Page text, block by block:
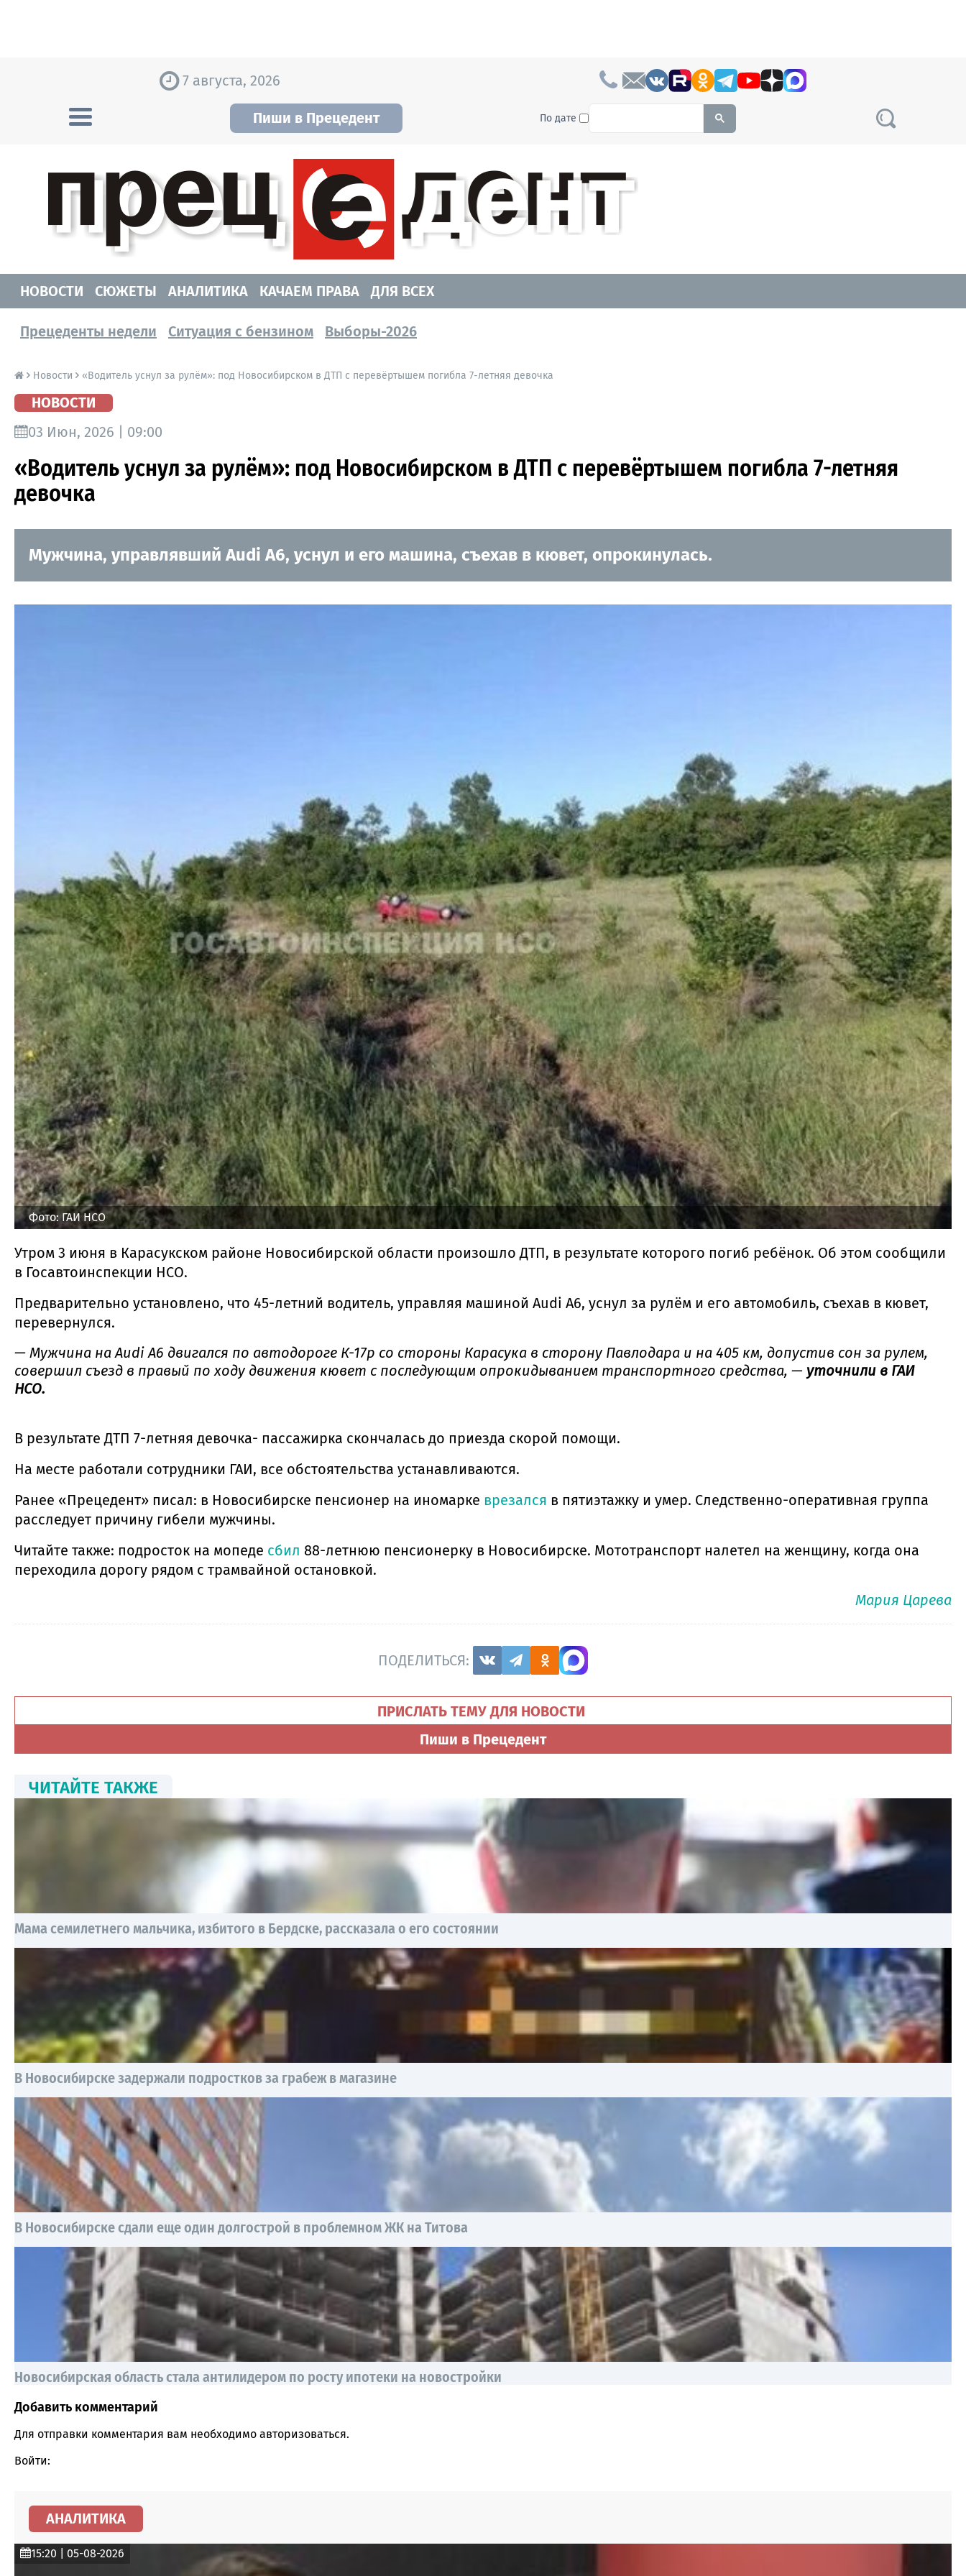
7 августа, 2026
Пиши в Прецедент По дате To search this site, enter a search term
НОВОСТИ
СЮЖЕТЫ АНАЛИТИКА КАЧАЕМ ПРАВА ДЛЯ ВСЕХ
Прецеденты недели Ситуация с бензином Выборы-2026
Новости «Водитель уснул за рулём»: под Новосибирском в ДТП с перевёртышем погибла 7-летняя девочка
НОВОСТИ
03 Июн, 2026 | 09:00
«Водитель уснул за рулём»: под Новосибирском в ДТП с перевёртышем погибла 7-летняя
девочка
Мужчина, управлявший Audi A6, уснул и его машина, съехав в кювет, опрокинулась.
Фото: ГАИ НСО
Утром 3 июня в Карасукском районе Новосибирской области произошло ДТП, в результате которого погиб ребёнок. Об этом сообщили
в Госавтоинспекции НСО.
Предварительно установлено, что 45-летний водитель, управляя машиной Audi A6, уснул за рулём и его автомобиль, съехав в кювет,
перевернулся.
— Мужчина на Audi A6 двигался по автодороге К-17р со стороны Карасука в сторону Павлодара и на 405 км, допустив сон за рулем,
совершил съезд в правый по ходу движения кювет с последующим опрокидыванием транспортного средства, — уточнили в ГАИ
НСО.
В результате ДТП 7-летняя девочка- пассажирка скончалась до приезда скорой помощи.
На месте работали сотрудники ГАИ, все обстоятельства устанавливаются.
Ранее «Прецедент» писал: в Новосибирске пенсионер на иномарке врезался в пятиэтажку и умер. Следственно-оперативная группа
расследует причину гибели мужчины.
Читайте также: подросток на мопеде сбил 88-летнюю пенсионерку в Новосибирске. Мототранспорт налетел на женщину, когда она
переходила дорогу рядом с трамвайной остановкой.
Мария Царева
ПОДЕЛИТЬСЯ:
ПРИСЛАТЬ ТЕМУ ДЛЯ НОВОСТИ
Пиши в Прецедент
ЧИТАЙТЕ ТАКЖЕ
Мама семилетнего мальчика, избитого в Бердске, рассказала о его состоянии
В Новосибирске задержали подростков за грабеж в магазине
В Новосибирске сдали еще один долгострой в проблемном ЖК на Титова
Новосибирская область стала антилидером по росту ипотеки на новостройки
Comment section
Добавить комментарий
Для отправки комментария вам необходимо авторизоваться.
Войти:
АНАЛИТИКА
15:20 | 05-08-2026